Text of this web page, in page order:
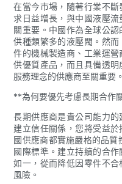
在當今市場，隨著行業不
求日益增長，與中國液壓
關重要。中國作為全球公
供種類繁多的液壓閥。然
件的機械製造商、工業運
供優質產品，而且具備透
服務理念的供應商至關重要。
**為何要優先考慮長期合作
長期供應商是貴公司能力
建立信任關係，您將受益
國供應商都實施嚴格的品
國際標準。建立持續的合
如一，從而降低因零件不
風險。